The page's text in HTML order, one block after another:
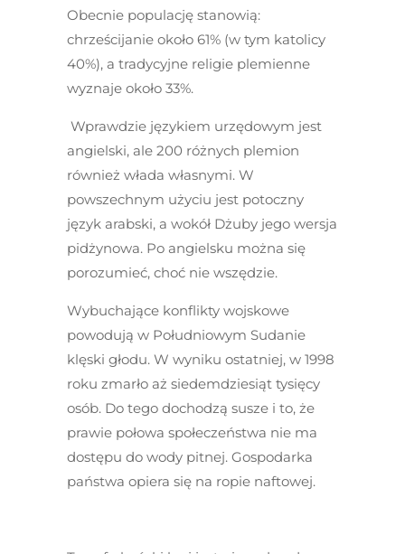
Obecnie populację stanowią:
chrześcijanie około 61% (w tym katolicy
40%), a tradycyjne religie plemienne
wyznaje około 33%.
Wprawdzie językiem urzędowym jest
angielski, ale 200 różnych plemion
również włada własnymi. W
powszechnym użyciu jest potoczny
język arabski, a wokół Dżuby jego wersja
pidżynowa. Po angielsku można się
porozumieć, choć nie wszędzie.
Wybuchające konflikty wojskowe
powodują w Południowym Sudanie
klęski głodu. W wyniku ostatniej, w 1998
roku zmarło aż siedemdziesiąt tysięcy
osób. Do tego dochodzą susze i to, że
prawie połowa społeczeństwa nie ma
dostępu do wody pitnej. Gospodarka
państwa opiera się na ropie naftowej.